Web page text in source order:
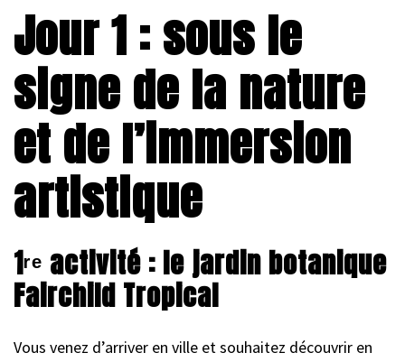
Jour 1 : sous le
signe de la nature
et de l’immersion
artistique
1ʳᵉ activité : le jardin botanique
Fairchild Tropical
Vous venez d’arriver en ville et souhaitez découvrir en